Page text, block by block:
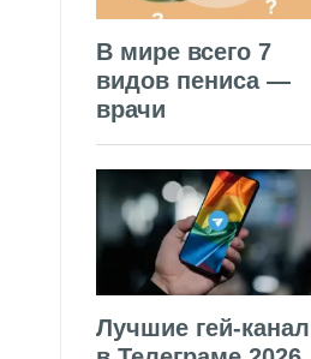
В мире всего 7
видов пениса —
врачи
Лучшие гей-